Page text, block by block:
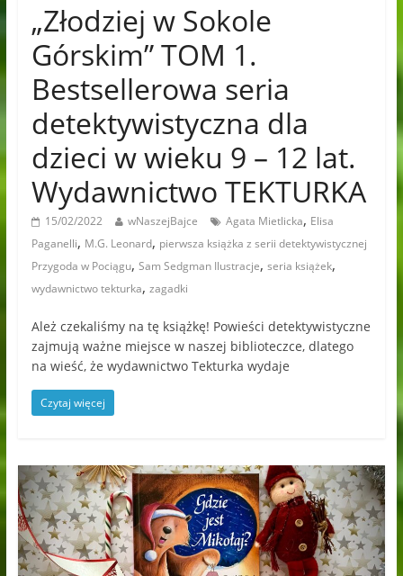
„Złodziej w Sokole
Górskim” TOM 1.
Bestsellerowa seria
detektywistyczna dla
dzieci w wieku 9 – 12 lat.
Wydawnictwo TEKTURKA
15/02/2022 wNaszejBajce Agata Mietlicka, Elisa
Paganelli, M.G. Leonard, pierwsza książka z serii detektywistycznej
Przygoda w Pociągu, Sam Sedgman Ilustracje, seria książek,
wydawnictwo tekturka, zagadki
Ależ czekaliśmy na tę książkę! Powieści detektywistyczne
zajmują ważne miejsce w naszej biblioteczce, dlatego
na wieść, że wydawnictwo Tekturka wydaje
Czytaj więcej